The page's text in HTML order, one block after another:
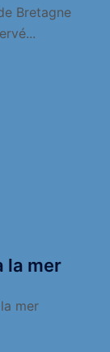
Bretagne
la mer
mer